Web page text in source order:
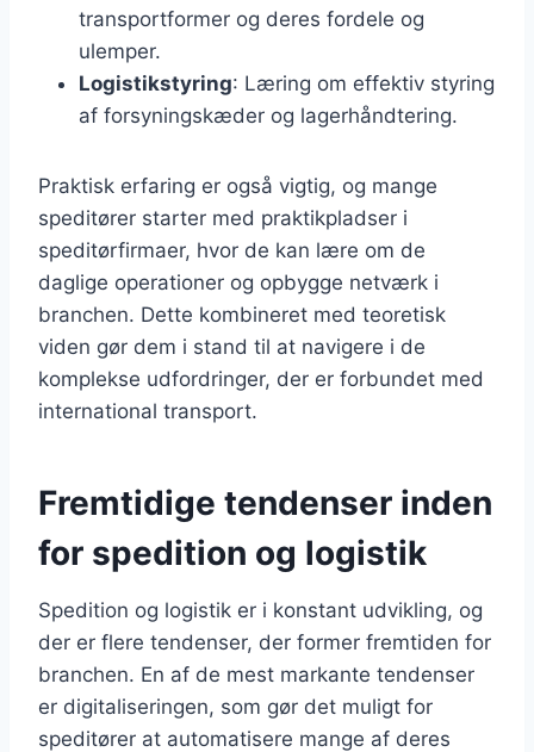
transportformer og deres fordele og
ulemper.
Logistikstyring: Læring om effektiv styring
af forsyningskæder og lagerhåndtering.
Praktisk erfaring er også vigtig, og mange
speditører starter med praktikpladser i
speditørfirmaer, hvor de kan lære om de
daglige operationer og opbygge netværk i
branchen. Dette kombineret med teoretisk
viden gør dem i stand til at navigere i de
komplekse udfordringer, der er forbundet med
international transport.
Fremtidige tendenser inden
for spedition og logistik
Spedition og logistik er i konstant udvikling, og
der er flere tendenser, der former fremtiden for
branchen. En af de mest markante tendenser
er digitaliseringen, som gør det muligt for
speditører at automatisere mange af deres